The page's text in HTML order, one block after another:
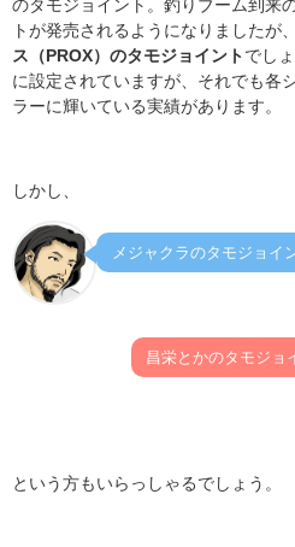
のタモジョイント。釣りブーム到来
トが発売されるようになりましたが
ス（PROX）のタモジョイント でし
に設定されていますが、それでも各
ラーに輝いている実績があります。
しかし、
メジャクラのタモジョイ
昌栄とかのタモジョ
という方もいらっしゃるでしょう。